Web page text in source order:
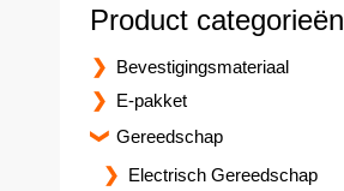
Product categorieën
Bevestigingsmateriaal
E-pakket
Gereedschap
Electrisch Gereedschap